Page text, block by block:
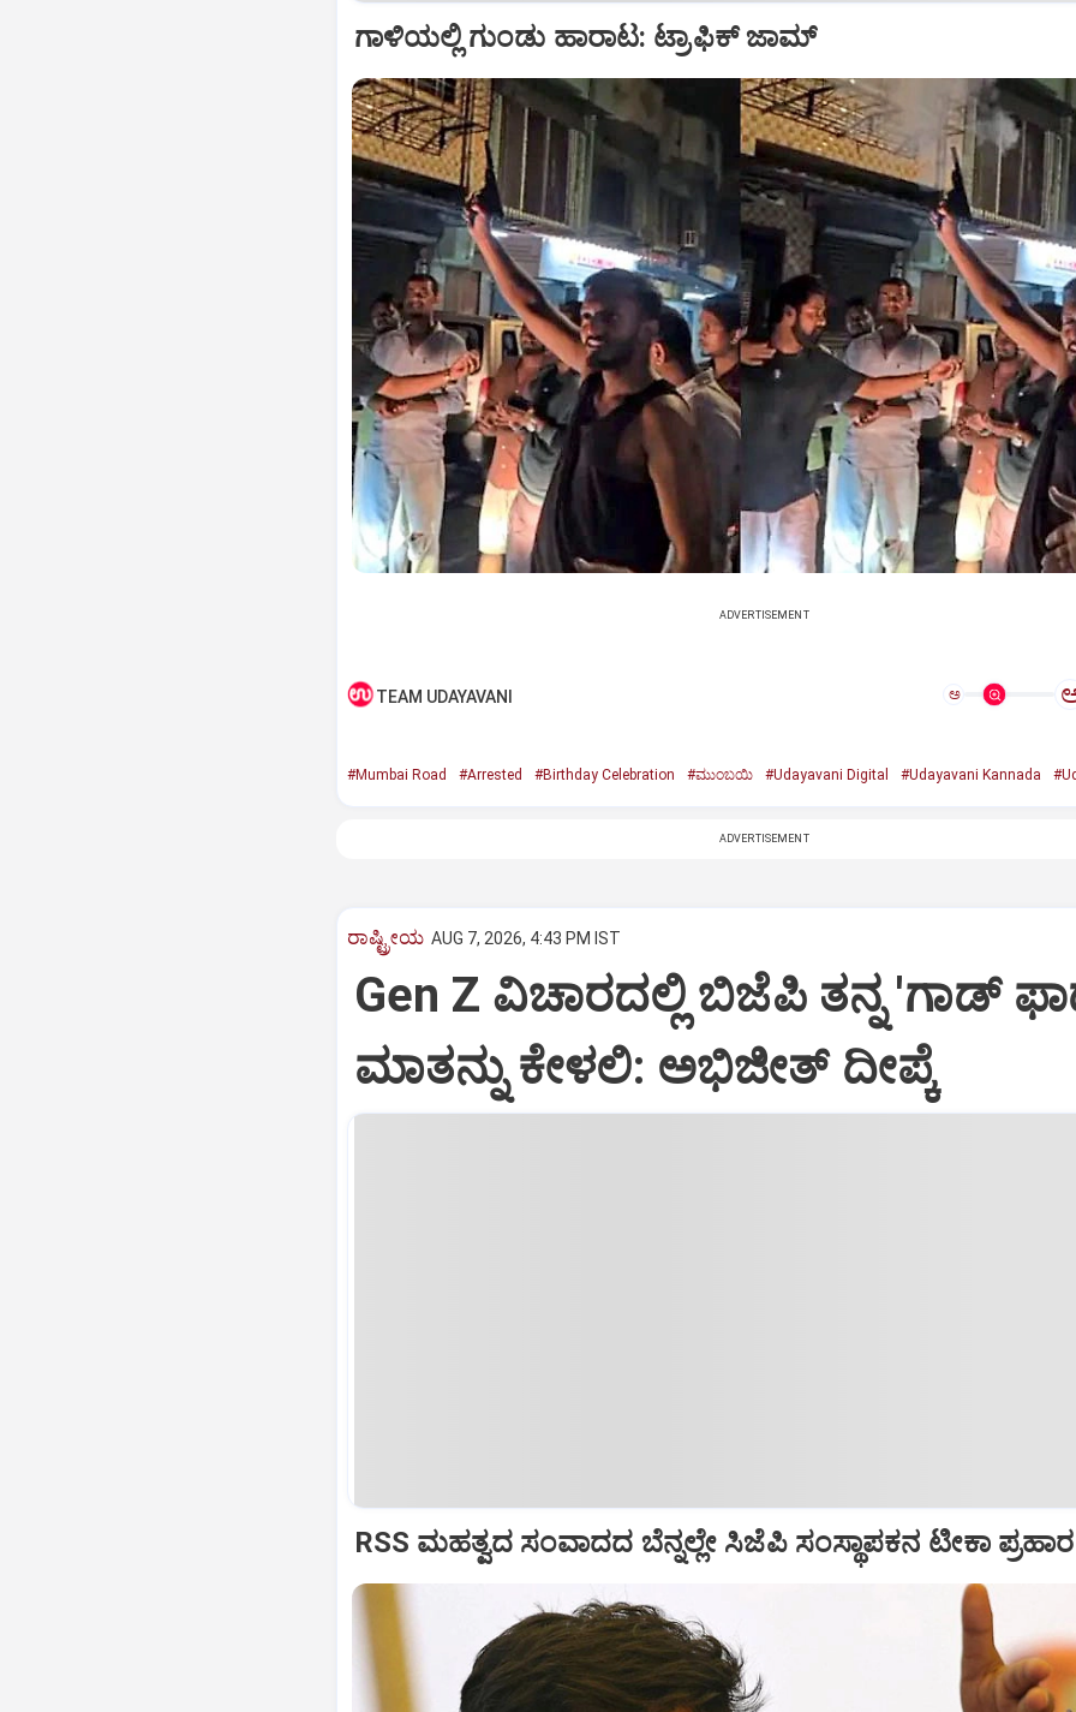
ಗಾಳಿಯಲ್ಲಿ ಗುಂಡು ಹಾರಾಟ: ಟ್ರಾಫಿಕ್‌ ಜಾಮ್
ADVERTISEMENT
TEAM UDAYAVANI ಅ
#Mumbai Road #Arrested #Birthday Celebration #ಮುಂಬಯಿ #Udayavani Digital #Udayavani Kannada
ADVERTISEMENT
ರಾಷ್ಟ್ರೀಯ AUG 7, 2026, 4:43 PM IST
Gen Z ವಿಚಾರದಲ್ಲಿ ಬಿಜೆಪಿ ತನ್ನ 'ಗಾಡ್
ಮಾತನ್ನು ಕೇಳಲಿ: ಅಭಿಜೀತ್ ದೀಪ್ಕೆ
RSS ಮಹತ್ವದ ಸಂವಾದದ ಬೆನ್ನಲ್ಲೇ ಸಿಜೆಪಿ ಸಂಸ್ಥಾಪಕನ ಟೀಕಾ ಪ್ರಹಾರ